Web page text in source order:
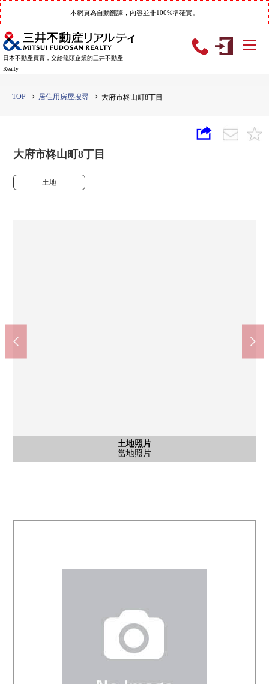
本網頁為自動翻譯，內容並非100%準確實。
日本不動產買賣，交給龍頭企業的三井不動產
Realty
TOP 居住用房屋搜尋 大府市柊山町8丁目
大府市柊山町8丁目
土地
土地照片
當地照片
含有前面道路的外觀
前面道路
石頭ka淺灘小學(約350m)
大府西中學校(約1600m)